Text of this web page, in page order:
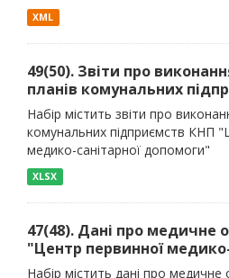
XML
49(50). Звіти про
планів комунальних
Набір містить звіти про
комунальних підприємств КНП
медико-санітарної допомоги"
XLSX
47(48). Дані про медичне
"Центр первинної медико-
Набір містить дані про